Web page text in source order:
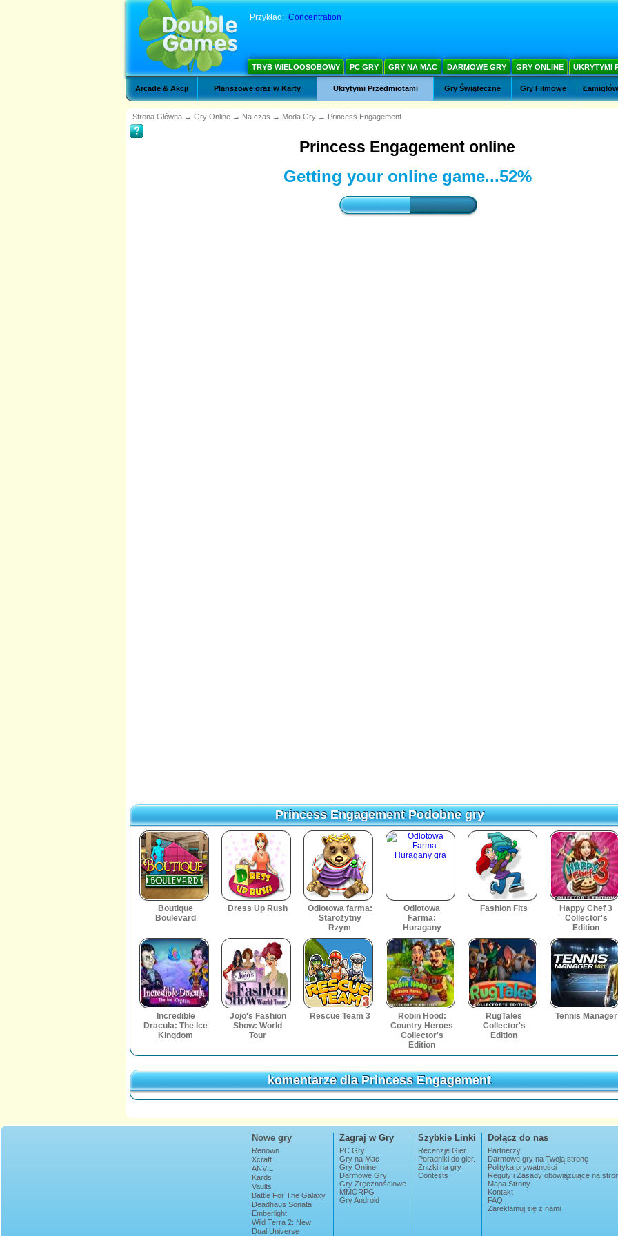
Przykład: Concentration
TRYB WIELOOSOBOWY PC GRY GRY NA MAC DARMOWE GRY GRY ONLINE UKRYTYMI
Arcade & Akcji Planszowe oraz w Karty Ukrytymi Przedmiotami Gry Świąteczne Gry Filmowe
Strona Główna → Gry Online → Na czas → Moda Gry → Princess Engagement
Princess Engagement online
Getting your online game...52%
Princess Engagement Podobne gry
Princess Engagement Podobne gry
Boutique
Boulevard
Dress Up Rush
Odlotowa farma:
Starożytny
Rzym
Odlotowa
Farma:
Huragany
Fashion Fits
Happy Chef 3
Collector's
Edition
Incredible
Dracula: The Ice
Kingdom
Jojo's Fashion
Show: World
Tour
Rescue Team 3
Robin Hood:
Country Heroes
Collector's
Edition
RugTales
Collector's
Edition
Tennis Manager
komentarze dla Princess Engagement
komentarze dla Princess Engagement
Nowe gry
Renown
Xcraft
ANVIL
Kards
Vaults
Battle For The Galaxy
Deadhaus Sonata
Emberlight
Wild Terra 2: New
Lands
Dual Universe
Zagraj w Gry
PC Gry
Gry na Mac
Gry Online
Darmowe Gry
Gry Zręcznościowe
MMORPG
Gry Android
Szybkie Linki
Recenzje Gier
Poradniki do gier.
Zniżki na gry
Contests
Dołącz do nas
Partnerzy
Darmowe gry na Twoją stronę
Polityka prywatności
Reguły i Zasady obowiązujące na
Mapa Strony
Kontakt
FAQ
Zareklamuj się z nami